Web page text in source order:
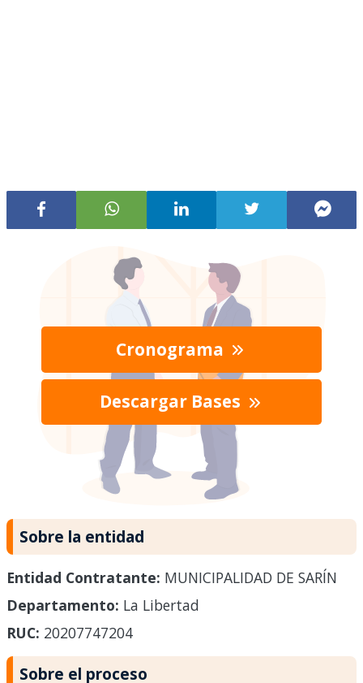
Cronograma
Descargar Bases
Sobre la entidad
Entidad Contratante: MUNICIPALIDAD DE SARÍN
Departamento: La Libertad
RUC: 20207747204
Sobre el proceso